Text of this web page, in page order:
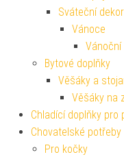
Sváteční
Vánoce
Bytové doplňky
Věšáky a
Věšáky na
Chladící doplňky pro
Chovatelské potřeby
Pro kočky